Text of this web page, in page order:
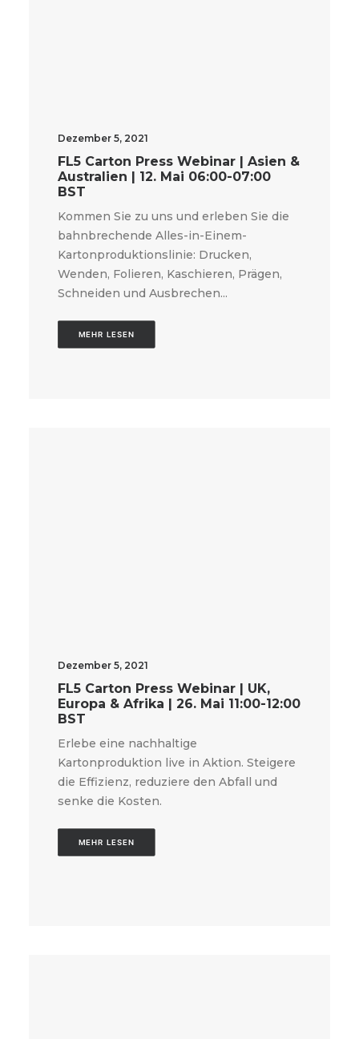
Dezember 5, 2021
FL5 Carton Press Webinar | Asien &
Australien | 12. Mai 06:00-07:00
BST
Kommen Sie zu uns und erleben Sie die
bahnbrechende Alles-in-Einem-
Kartonproduktionslinie: Drucken,
Wenden, Folieren, Kaschieren, Prägen,
Schneiden und Ausbrechen...
MEHR LESEN
Dezember 5, 2021
FL5 Carton Press Webinar | UK,
Europa & Afrika | 26. Mai 11:00-12:00
BST
Erlebe eine nachhaltige
Kartonproduktion live in Aktion. Steigere
die Effizienz, reduziere den Abfall und
senke die Kosten.
MEHR LESEN